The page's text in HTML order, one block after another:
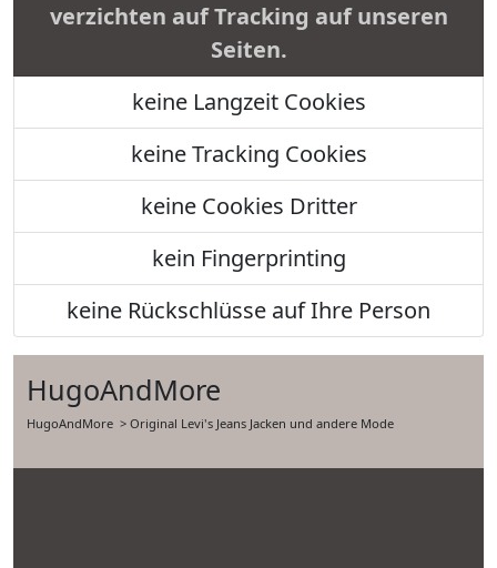
verzichten auf Tracking auf unseren
Seiten.
keine Langzeit Cookies
keine Tracking Cookies
keine Cookies Dritter
kein Fingerprinting
keine Rückschlüsse auf Ihre Person
HugoAndMore
HugoAndMore > Original Levi's Jeans Jacken und andere Mode